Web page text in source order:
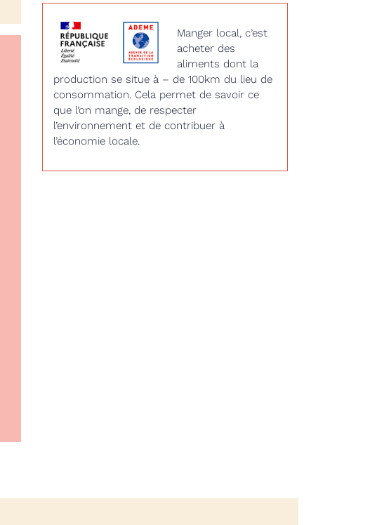
Manger local, c’est
acheter des
aliments dont la
production se situe à – de 100km du lieu de
consommation. Cela permet de savoir ce
que l’on mange, de respecter
l’environnement et de contribuer à
l’économie locale.